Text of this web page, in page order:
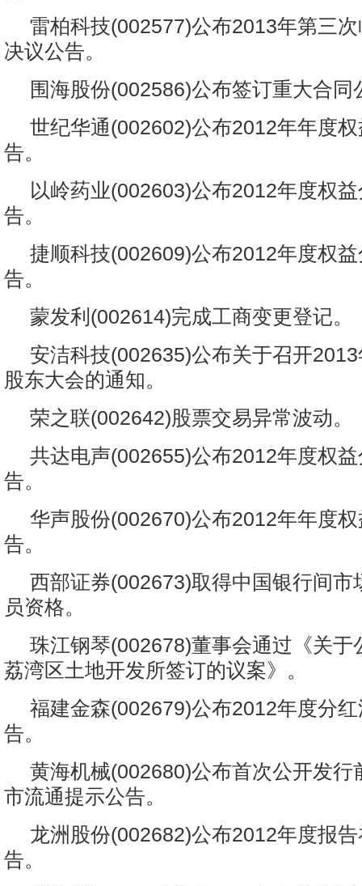
雷柏科技(002577)公布2013年第三
决议公告。
围海股份(002586)公布签订重大合同
世纪华通(002602)公布2012年年度
告。
以岭药业(002603)公布2012年度权
告。
捷顺科技(002609)公布2012年度权
告。
蒙发利(002614)完成工商变更登记。
安洁科技(002635)公布关于召开
股东大会的通知。
荣之联(002642)股票交易异常波动。
共达电声(002655)公布2012年度权
告。
华声股份(002670)公布2012年年度
告。
西部证券(002673)取得中国银行间市
员资格。
珠江钢琴(002678)董事会通过《关于
荔湾区土地开发所签订的议案》。
福建金森(002679)公布2012年度分
告。
黄海机械(002680)公布首次公开发行
市流通提示公告。
龙洲股份(002682)公布2012年度报
告。